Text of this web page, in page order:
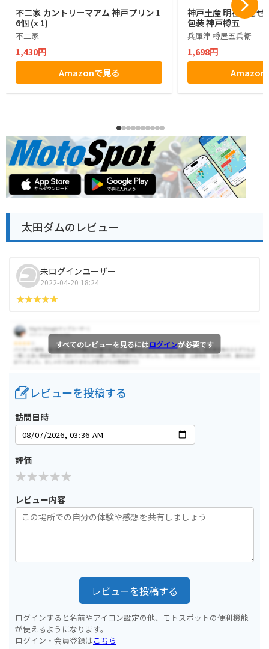
不二家 カントリーマアム 神戸プリン 1
6個 (x 1)
不二家
1,430円
Amazonで見る
神戸土産 明石たこせ
包装 神戸樽五
兵庫津 樽屋五兵衛
1,698円
Amazon
太田ダムのレビュー
未ログインユーザー
2022-04-20 18:24
すべてのレビューを見るにはログインが必要です
レビューを投稿する
訪問日時
評価
レビュー内容
レビューを投稿する
ログインすると名前やアイコン設定の他、モトスポットの便利機能
が使えるようになります。
ログイン・会員登録はこちら